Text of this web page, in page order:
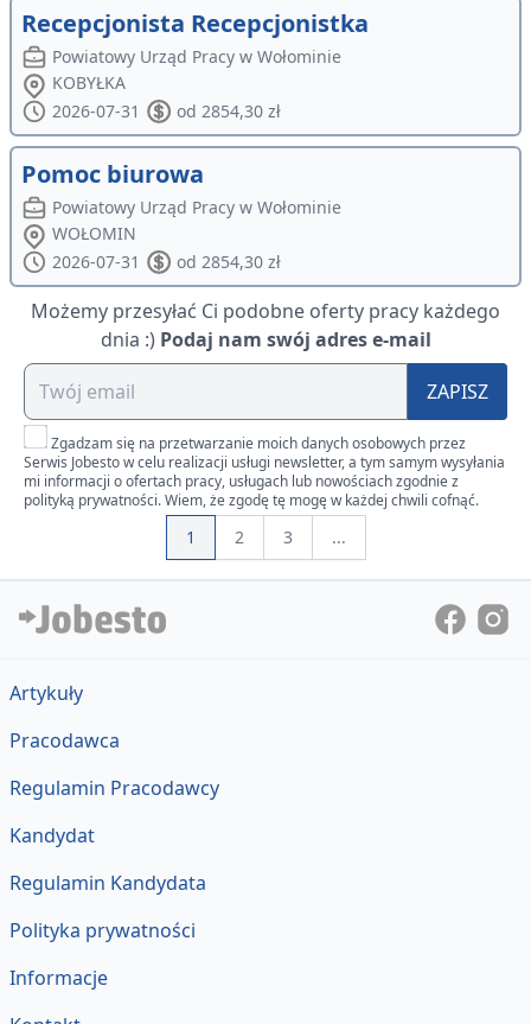
Recepcjonista Recepcjonistka
Powiatowy Urząd Pracy w Wołominie
KOBYŁKA
2026-07-31
od 2854,30 zł
Pomoc biurowa
Powiatowy Urząd Pracy w Wołominie
WOŁOMIN
2026-07-31
od 2854,30 zł
Możemy przesyłać Ci podobne oferty pracy każdego
dnia :) Podaj nam swój adres e-mail
ZAPISZ
Zgadzam się na przetwarzanie moich danych osobowych przez
Serwis Jobesto w celu realizacji usługi newsletter, a tym samym wysyłania
mi informacji o ofertach pracy, usługach lub nowościach zgodnie z
polityką prywatności. Wiem, że zgodę tę mogę w każdej chwili cofnąć.
1 2 3 ...
Artykuły
Pracodawca
Regulamin Pracodawcy
Kandydat
Regulamin Kandydata
Polityka prywatności
Informacje